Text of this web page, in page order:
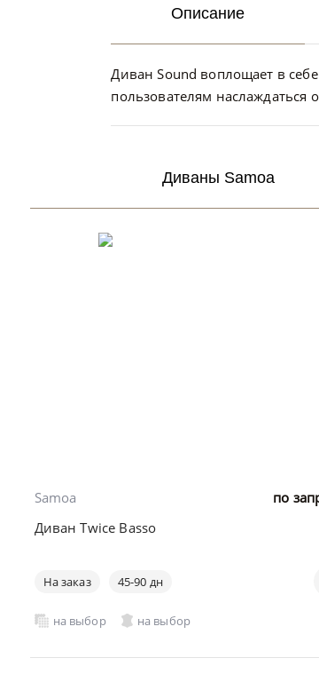
Описание
Диван Sound воплощает в
пользователям
Диваны Samoa
по
Samoa
Диван Twice Basso
На заказ 45-90 дн
на выбор на выбор